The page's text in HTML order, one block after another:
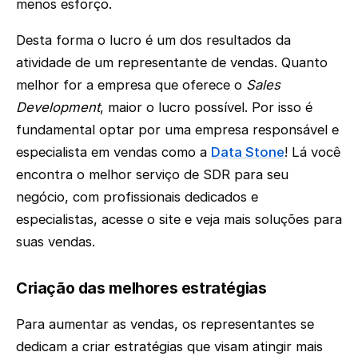
menos esforço.
Desta forma o lucro é um dos resultados da
atividade de um representante de vendas. Quanto
melhor for a empresa que oferece o Sales
Development, maior o lucro possível. Por isso é
fundamental optar por uma empresa responsável e
especialista em vendas como a Data Stone! Lá você
encontra o melhor serviço de SDR para seu
negócio, com profissionais dedicados e
especialistas, acesse o site e veja mais soluções para
suas vendas.
Criação das melhores estratégias
Para aumentar as vendas, os representantes se
dedicam a criar estratégias que visam atingir mais